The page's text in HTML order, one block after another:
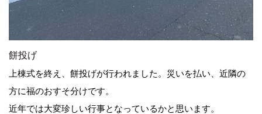
餅投げ
上棟式を終え、餅投げが行われました。災いを払い、近隣の
方に福のおすそ分けです。
近年では大変珍しい行事となっているかと思います。